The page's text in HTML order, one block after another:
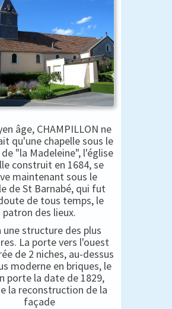
âge, CHAMPILLON ne
qu'une chapelle sous le
"la Madeleine", l'église
construit en 1684, se
maintenant sous le
de St Barnabé, qui fut
de tous temps, le
patron des lieux.
une structure des plus
La porte vers l'ouest
de 2 niches, au-dessus
moderne en briques, le
porte la date de 1829,
la reconstruction de la
façade